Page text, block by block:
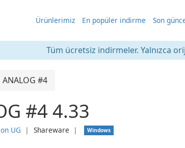
Ürünlerimiz En popüler indirme Son
Tüm ücretsiz indirmeler. Yalnızca
ANALOG #4
#4 4.33
UG ❘ Shareware ❘ Windows